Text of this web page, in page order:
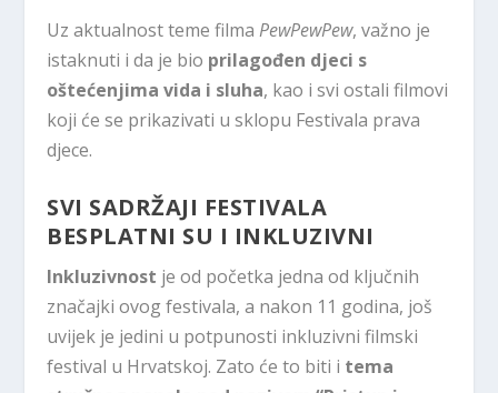
Uz aktualnost teme filmaPewPewPew, važno je
istaknuti i da je bio prilagođen djeci s
oštećenjima vida i sluha, kao i svi ostali filmovi
koji će se prikazivati u sklopu Festivala prava
djece.
SVI SADRŽAJI FESTIVALA
BESPLATNI SU I INKLUZIVNI
Inkluzivnost je od početka jedna od ključnih
značajki ovog festivala, a nakon 11 godina, još
uvijek je jedini u potpunosti inkluzivni filmski
festival u Hrvatskoj. Zato će to biti i tema